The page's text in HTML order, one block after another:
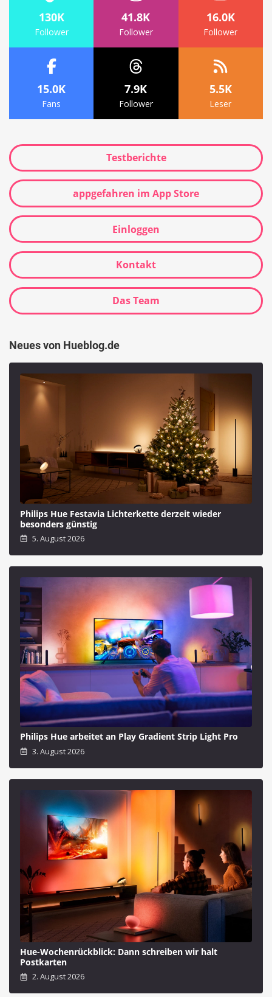
130K
Follower
41.8K
Follower
16.0K
Follower
15.0K
Fans
7.9K
Follower
5.5K
Leser
Testberichte
appgefahren im App Store
Einloggen
Kontakt
Das Team
Neues von Hueblog.de
Philips Hue Festavia Lichterkette derzeit wieder
besonders günstig
5. August 2026
Philips Hue arbeitet an Play Gradient Strip Light Pro
3. August 2026
Hue-Wochenrückblick: Dann schreiben wir halt
Postkarten
2. August 2026